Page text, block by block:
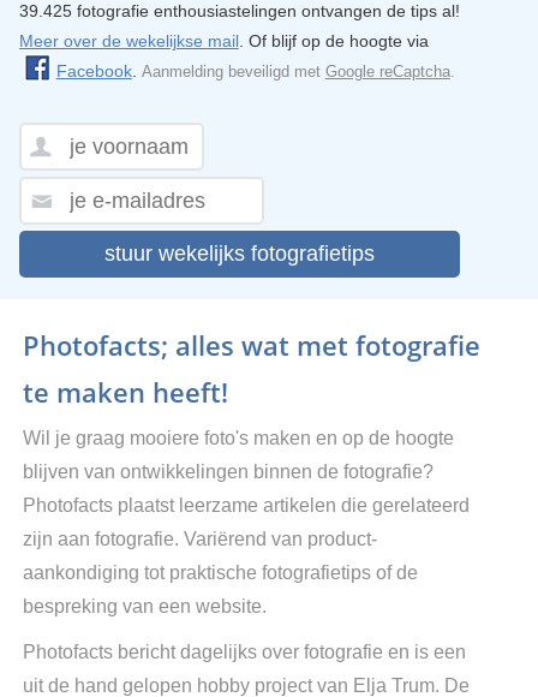
39.425 fotografie enthousiastelingen ontvangen de tips al!
Meer over de wekelijkse mail. Of blijf op de hoogte via
Facebook. Aanmelding beveiligd met Google reCaptcha.
stuur wekelijks fotografietips
Photofacts; alles wat met fotografie
te maken heeft!
Wil je graag mooiere foto's maken en op de hoogte
blijven van ontwikkelingen binnen de fotografie?
Photofacts plaatst leerzame artikelen die gerelateerd
zijn aan fotografie. Variërend van product-
aankondiging tot praktische fotografietips of de
bespreking van een website.
Photofacts bericht dagelijks over fotografie en is een
uit de hand gelopen hobby project van Elja Trum. De